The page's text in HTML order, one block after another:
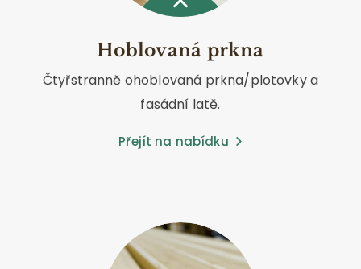
Hoblovaná prkna
Čtyřstranně ohoblovaná prkna/plotovky a
fasádní latě.
Přejít na nabídku